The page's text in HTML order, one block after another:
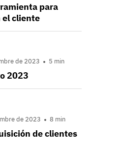
para
el cliente
de 2023 5 min
2023
de 2023 8 min
de clientes